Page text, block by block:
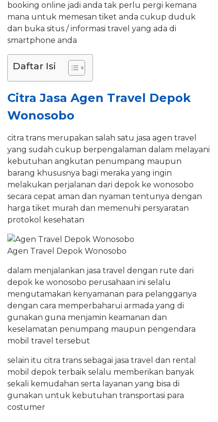
booking online jadi anda tak perlu pergi kemana
mana untuk memesan tiket anda cukup duduk
dan buka situs / informasi travel yang ada di
smartphone anda
Daftar Isi
Citra Jasa Agen Travel Depok
Wonosobo
citra trans merupakan salah satu jasa agen travel
yang sudah cukup berpengalaman dalam melayani
kebutuhan angkutan penumpang maupun
barang khususnya bagi meraka yang ingin
melakukan perjalanan dari depok ke wonosobo
secara cepat aman dan nyaman tentunya dengan
harga tiket murah dan memenuhi persyaratan
protokol kesehatan
Agen Travel Depok Wonosobo
dalam menjalankan jasa travel dengan rute dari
depok ke wonosobo perusahaan ini selalu
mengutamakan kenyamanan para pelangganya
dengan cara memperbaharui armada yang di
gunakan guna menjamin keamanan dan
keselamatan penumpang maupun pengendara
mobil travel tersebut
selain itu citra trans sebagai jasa travel dan rental
mobil depok terbaik selalu memberikan banyak
sekali kemudahan serta layanan yang bisa di
gunakan untuk kebutuhan transportasi para
costumer